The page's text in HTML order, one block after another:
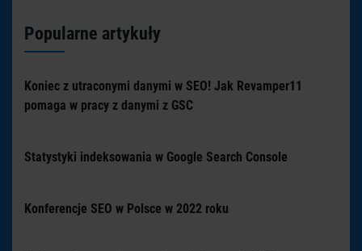
Popularne artykuły
Koniec z utraconymi danymi w SEO! Jak Revamper11
pomaga w pracy z danymi z GSC
Statystyki indeksowania w Google Search Console
Konferencje SEO w Polsce w 2022 roku